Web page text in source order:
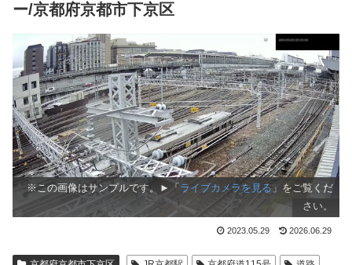
ー/京都府京都市下京区
※この画像はサンプルです。►「 ライブカメラを見る」をご覧くだ
さい。
2023.05.29 2026.06.29